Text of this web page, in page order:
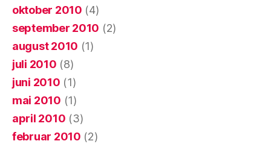
oktober 2010 (4)
september 2010 (2)
august 2010 (1)
juli 2010 (8)
juni 2010 (1)
mai 2010 (1)
april 2010 (3)
februar 2010 (2)